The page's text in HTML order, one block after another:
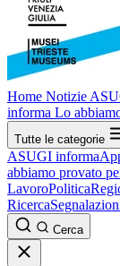
Home Notizie
informa Lo
Tutte le categorie
ASUGI informa
abbiamo provato
LavoroPolitica
Ricerca
Cerca